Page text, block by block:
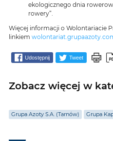
ekologicznego dnia
rowery”.
Więcej informacji o Wolontariacie
linkiem
Udostępnij Tweet
Zobacz więcej w
Grupa Azoty S.A. (Tarnów) Grupa